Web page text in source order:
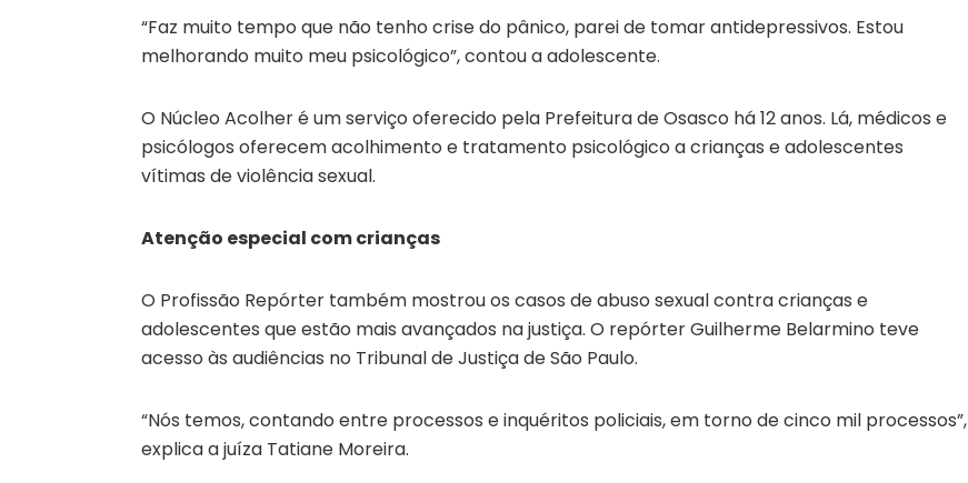
“Faz muito tempo que não tenho crise do pânico, parei de tomar antidepressivos. Estou
melhorando muito meu psicológico”, contou a adolescente.
O Núcleo Acolher é um serviço oferecido pela Prefeitura de Osasco há 12 anos. Lá, médicos e
psicólogos oferecem acolhimento e tratamento psicológico a crianças e adolescentes
vítimas de violência sexual.
Atenção especial com crianças
O Profissão Repórter também mostrou os casos de abuso sexual contra crianças e
adolescentes que estão mais avançados na justiça. O repórter Guilherme Belarmino teve
acesso às audiências no Tribunal de Justiça de São Paulo.
“Nós temos, contando entre processos e inquéritos policiais, em torno de cinco mil processos”,
explica a juíza Tatiane Moreira.